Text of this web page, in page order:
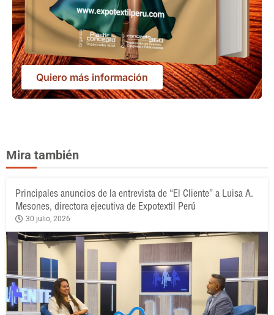
Quiero más información
Mira también
Principales anuncios de la entrevista de “El Cliente” a Luisa A.
Mesones, directora ejecutiva de Expotextil Perú
30 julio, 2026